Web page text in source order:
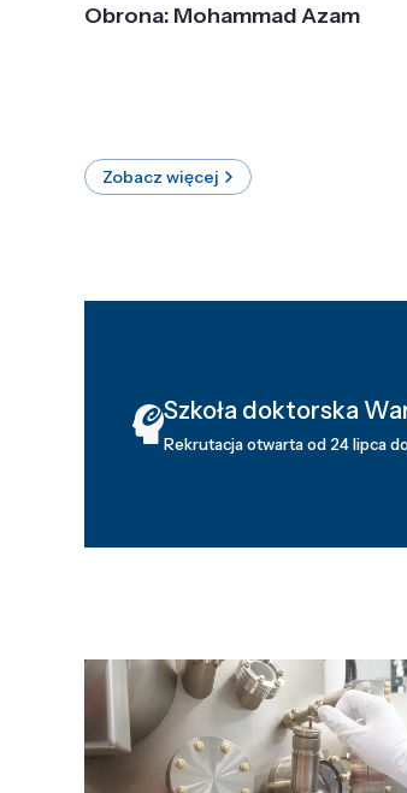
Obrona: Mohammad Azam
Zobacz więcej
Szkoła doktorska
Rekrutacja otwarta od 24 lipca